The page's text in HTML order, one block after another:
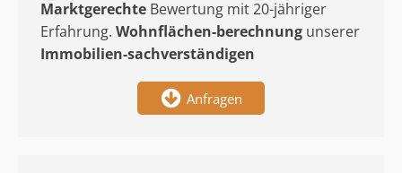
Marktgerechte Bewertung mit 20-jähriger
Erfahrung. Wohnflächen-berechnung unserer
Immobilien-sachverständigen
Anfragen